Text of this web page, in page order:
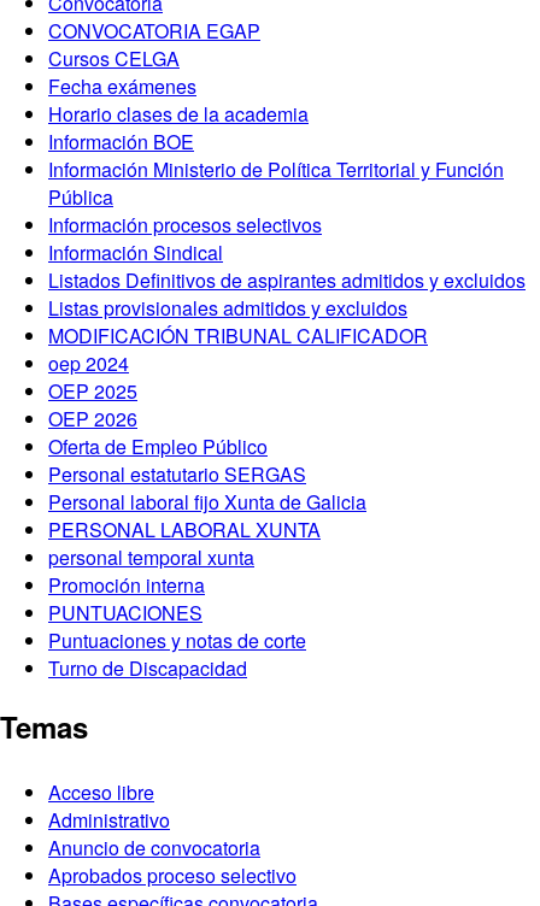
CONVOCATORIA EGAP
Cursos CELGA
Fecha exámenes
Horario clases de la academia
Información BOE
Información Ministerio de Política Territorial y Función
Pública
Información procesos selectivos
Información Sindical
Listados Definitivos de aspirantes admitidos y excluidos
Listas provisionales admitidos y excluidos
MODIFICACIÓN TRIBUNAL CALIFICADOR
oep 2024
OEP 2025
OEP 2026
Oferta de Empleo Público
Personal estatutario SERGAS
Personal laboral fijo Xunta de Galicia
PERSONAL LABORAL XUNTA
personal temporal xunta
Promoción interna
PUNTUACIONES
Puntuaciones y notas de corte
Turno de Discapacidad
Temas
Acceso libre
Administrativo
Anuncio de convocatoria
Aprobados proceso selectivo